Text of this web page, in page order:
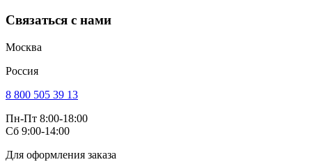
Связаться с нами
Москва
Россия
8 800 505 39 13
Пн-Пт 8:00-18:00
Сб 9:00-14:00
Для оформления заказа